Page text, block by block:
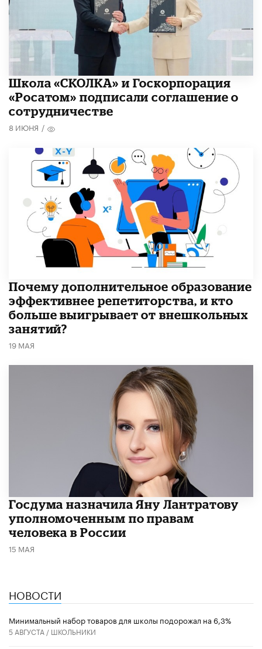
Школа «СКОЛКА» и Госкорпорация
«Росатом» подписали соглашение о
сотрудничестве
8 ИЮНЯ /
​Почему дополнительное образование
эффективнее репетиторства, и кто
больше выигрывает от внешкольных
занятий?
19 МАЯ
Госдума назначила Яну Лантратову
уполномоченным по правам
человека в России
15 МАЯ
НОВОСТИ
Минимальный набор товаров для школы подорожал на 6,3%
5 АВГУСТА / ШКОЛЬНИКИ